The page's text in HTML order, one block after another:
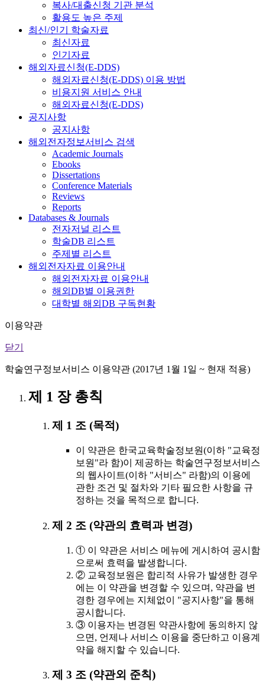
복사/대출신청 기관 분석
활용도 높은 주제
최신/인기 학술자료
최신자료
인기자료
해외자료신청(E-DDS)
해외자료신청(E-DDS) 이용 방법
비용지원 서비스 안내
해외자료신청(E-DDS)
공지사항
공지사항
해외전자정보서비스 검색
Academic Journals
Ebooks
Dissertations
Conference Materials
Reviews
Reports
Databases & Journals
전자저널 리스트
학술DB 리스트
주제별 리스트
해외전자자료 이용안내
해외전자자료 이용안내
해외DB별 이용권한
대학별 해외DB 구독현황
이용약관
닫기
학술연구정보서비스 이용약관 (2017년 1월 1일 ~ 현재 적용)
제 1 장 총칙
제 1 조 (목적)
이 약관은 한국교육학술정보원(이하 "교육정
보원"라 함)이 제공하는 학술연구정보서비스
의 웹사이트(이하 "서비스" 라함)의 이용에
관한 조건 및 절차와 기타 필요한 사항을 규
정하는 것을 목적으로 합니다.
제 2 조 (약관의 효력과 변경)
① 이 약관은 서비스 메뉴에 게시하여 공시함
으로써 효력을 발생합니다.
② 교육정보원은 합리적 사유가 발생한 경우
에는 이 약관을 변경할 수 있으며, 약관을 변
경한 경우에는 지체없이 "공지사항"을 통해
공시합니다.
③ 이용자는 변경된 약관사항에 동의하지 않
으면, 언제나 서비스 이용을 중단하고 이용계
약을 해지할 수 있습니다.
제 3 조 (약관외 준칙)